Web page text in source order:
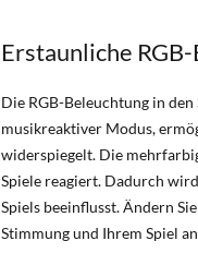
Erstaunliche
Die RGB-Beleuchtung in
musikreaktiver Modus,
widerspiegelt. Die
Spiele reagiert. Dadurch
Spiels beeinflusst. Ändern
Stimmung und Ihrem Spiel